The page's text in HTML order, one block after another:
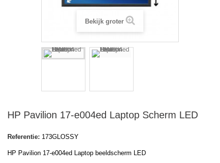
Bekijk groter
HP Pavilion 17-e004ed Laptop Scherm LED
Referentie: 173GLOSSY
HP Pavilion 17-e004ed Laptop beeldscherm LED